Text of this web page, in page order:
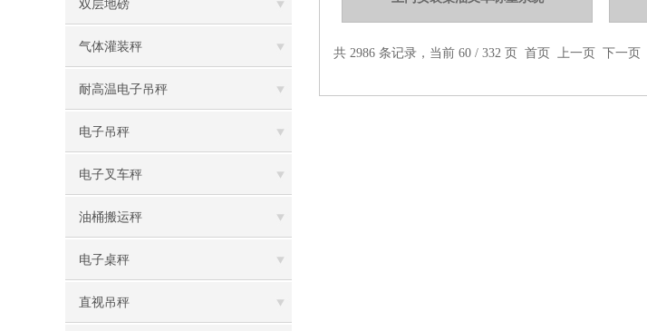
双层地磅
气体灌装秤
耐高温电子吊秤
电子吊秤
电子叉车秤
油桶搬运秤
电子桌秤
直视吊秤
共 2986 条记录，当前 60 / 332 页 首页 上一页 下一页